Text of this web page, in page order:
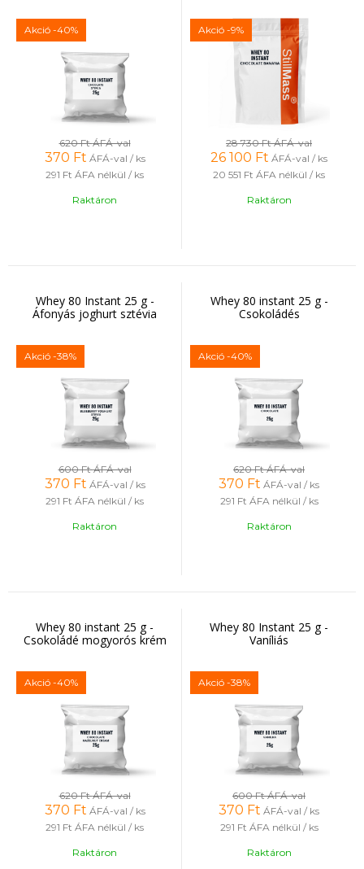
Akció -40%
620 FtÁFÁ-val
370 Ft ÁFÁ-val / ks
291 Ft ÁFA nélkül / ks
Raktáron
Akció -9%
28 730 FtÁFÁ-val
26 100 Ft ÁFÁ-val / ks
20 551 Ft ÁFA nélkül / ks
Raktáron
Whey 80 Instant 25 g -
Áfonyás joghurt sztévia
Akció -38%
600 FtÁFÁ-val
370 Ft ÁFÁ-val / ks
291 Ft ÁFA nélkül / ks
Raktáron
Whey 80 instant 25 g -
Csokoládés
Akció -40%
620 FtÁFÁ-val
370 Ft ÁFÁ-val / ks
291 Ft ÁFA nélkül / ks
Raktáron
Whey 80 instant 25 g -
Csokoládé mogyorós krém
Akció -40%
620 FtÁFÁ-val
370 Ft ÁFÁ-val / ks
291 Ft ÁFA nélkül / ks
Raktáron
Whey 80 Instant 25 g -
Vaníliás
Akció -38%
600 FtÁFÁ-val
370 Ft ÁFÁ-val / ks
291 Ft ÁFA nélkül / ks
Raktáron